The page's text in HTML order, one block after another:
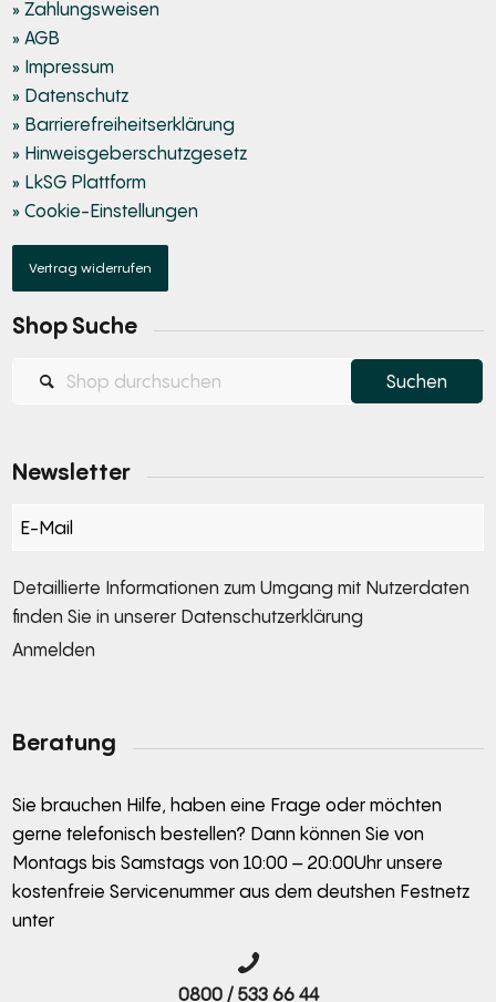
» Zahlungsweisen
» AGB
» Impressum
» Datenschutz
» Barrierefreiheitserklärung
» Hinweisgeberschutzgesetz
» LkSG Plattform
» Cookie-Einstellungen
Vertrag widerrufen
Shop Suche
Newsletter
Section
Detaillierte Informationen zum Umgang mit Nutzerdaten
finden Sie in unserer Datenschutzerklärung
Anmelden
Beratung
Sie brauchen Hilfe, haben eine Frage oder möchten
gerne telefonisch bestellen? Dann können Sie von
Montags bis Samstags von 10:00 – 20:00Uhr unsere
kostenfreie Servicenummer aus dem deutshen Festnetz
unter
0800 / 533 66 44